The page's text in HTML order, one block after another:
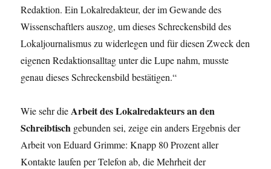
Redaktion. Ein Lokalredakteur, der im Gewande des
Wissenschaftlers auszog, um dieses Schreckensbild des
Lokaljournalismus zu widerlegen und für diesen Zweck den
eigenen Redaktionsalltag unter die Lupe nahm, musste
genau dieses Schreckensbild bestätigen.“
Wie sehr die Arbeit des Lokalredakteurs an den
Schreibtisch gebunden sei, zeige ein anders Ergebnis der
Arbeit von Eduard Grimme: Knapp 80 Prozent aller
Kontakte laufen per Telefon ab, die Mehrheit der